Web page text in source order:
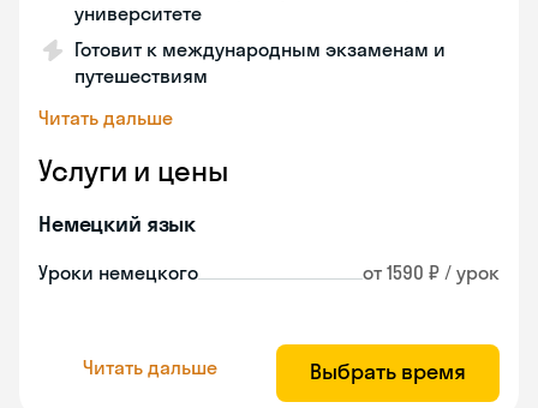
университете
Готовит к международным экзаменам и
путешествиям
Читать дальше
Услуги и цены
Немецкий язык
Уроки немецкого от 1590 ₽ / урок
Читать дальше Выбрать время